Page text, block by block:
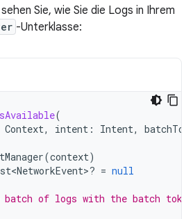
Sie, wie Sie die Logs in Ihrem
-Unterklasse:
(
Context, intent : Intent,
(context)
= null
of logs with the batch